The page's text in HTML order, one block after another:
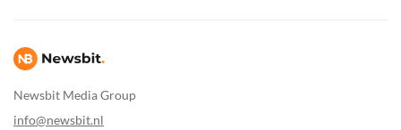
Newsbit Media Group
info@newsbit.nl